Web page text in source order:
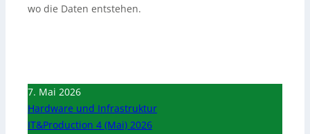
wo die Daten entstehen.
7. Mai 2026
Hardware und Infrastruktur
IT&Production 4 (Mai) 2026